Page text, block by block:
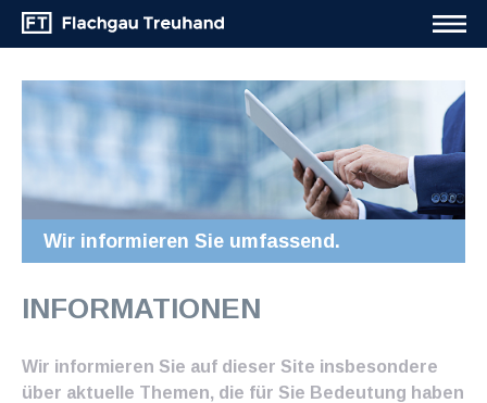
Wir informieren Sie umfassend.
INFORMATIONEN
Wir informieren Sie auf dieser Site insbesondere
über aktuelle Themen, die für Sie Bedeutung haben